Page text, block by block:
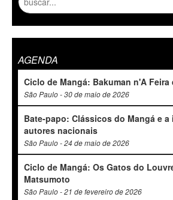
AGENDA
Ciclo de Mangá: Bakuman n'A Feira
São Paulo - 30 de maio de 2026
Bate-papo: Clássicos do Mangá e
autores nacionais
São Paulo - 24 de maio de 2026
Ciclo de Mangá: Os Gatos do
Matsumoto
São Paulo - 21 de fevereiro de 2026